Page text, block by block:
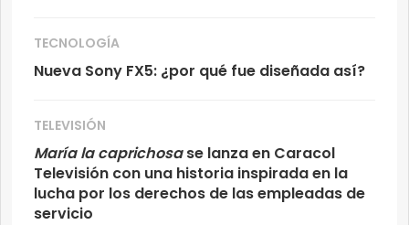
TECNOLOGÍA
Nueva Sony FX5: ¿por qué fue diseñada así?
TELEVISIÓN
María la caprichosase lanza en Caracol
Televisión con una historia inspirada en la
lucha por los derechos de las empleadas de
servicio